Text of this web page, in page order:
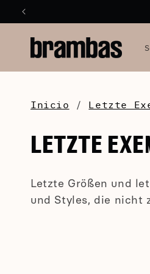
ZUM
INHALT
Inicio / Letzte
K
A
T
LETZTE
Letzte Größen und
und Styles, die nicht